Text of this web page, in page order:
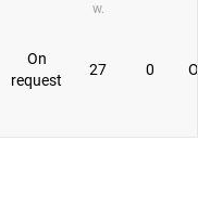
w.
On
request
27 0